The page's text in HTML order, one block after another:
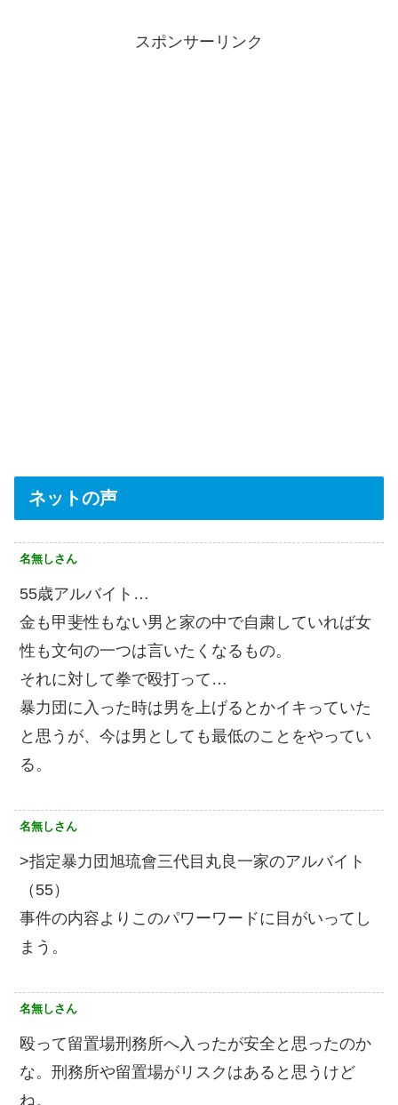
スポンサーリンク
ネットの声
名無しさん
55歳アルバイト…
金も甲斐性もない男と家の中で自粛していれば女
性も文句の一つは言いたくなるもの。
それに対して拳で殴打って…
暴力団に入った時は男を上げるとかイキっていた
と思うが、今は男としても最低のことをやってい
る。
名無しさん
>指定暴力団旭琉會三代目丸良一家のアルバイト
（55）
事件の内容よりこのパワーワードに目がいってし
まう。
名無しさん
殴って留置場刑務所へ入ったが安全と思ったのか
な。刑務所や留置場がリスクはあると思うけど
ね。